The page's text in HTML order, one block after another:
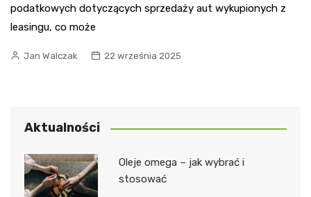
podatkowych dotyczących sprzedaży aut wykupionych z
leasingu, co może
Jan Walczak 22 września 2025
Aktualności
Oleje omega – jak wybrać i
stosować